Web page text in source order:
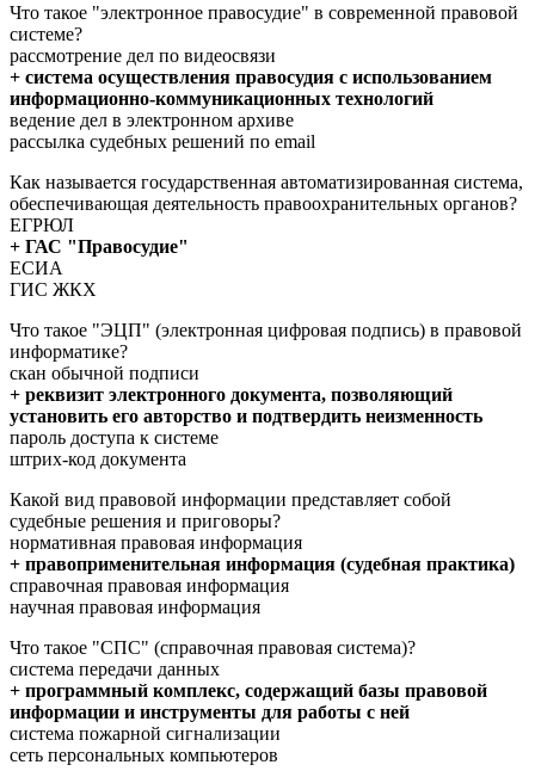
Что такое "электронное правосудие" в современной правовой
системе?
рассмотрение дел по видеосвязи
+ система осуществления правосудия с использованием
информационно-коммуникационных технологий
ведение дел в электронном архиве
рассылка судебных решений по email
Как называется государственная автоматизированная система,
обеспечивающая деятельность правоохранительных органов?
ЕГРЮЛ
+ ГАС "Правосудие"
ЕСИА
ГИС ЖКХ
Что такое "ЭЦП" (электронная цифровая подпись) в правовой
информатике?
скан обычной подписи
+ реквизит электронного документа, позволяющий
установить его авторство и подтвердить неизменность
пароль доступа к системе
штрих-код документа
Какой вид правовой информации представляет собой
судебные решения и приговоры?
нормативная правовая информация
+ правоприменительная информация (судебная практика)
справочная правовая информация
научная правовая информация
Что такое "СПС" (справочная правовая система)?
система передачи данных
+ программный комплекс, содержащий базы правовой
информации и инструменты для работы с ней
система пожарной сигнализации
сеть персональных компьютеров